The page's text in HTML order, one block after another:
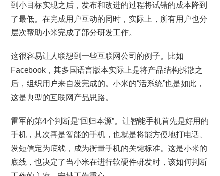
到小目标实现之后，发布和改进的过程将试错的成本降到
了最低。在完成用户互动的同时，实际上，所有用户也分
层次帮助小米完成了部分研发工作。
这很容易让人联想到一些互联网公司的例子。比如
Facebook，其多国语言版本实际上是将产品结构拆散之
后，组织用户来自发完成的。小米的“活系统”也是如此，
这是典型的互联网产品思路。
雷军的第4个判断是“回归本源”。让智能手机首先是好用的
手机，其次再是智能的手机，也就是将能方便地打电话、
发短信定为底线，成为衡量手机的关键标准。这是小米的
底线，也决定了当小米在进行软硬件研发时，该如何判断